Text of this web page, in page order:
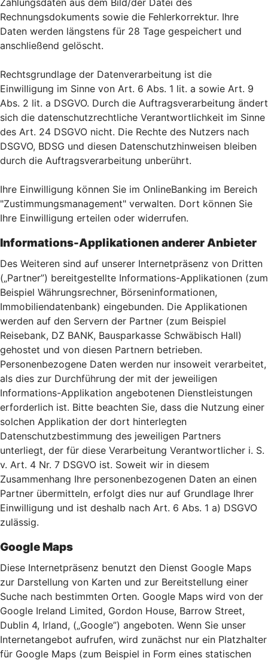
Zahlungsdaten aus dem Bild/der Datei des
Rechnungsdokuments sowie die Fehlerkorrektur. Ihre
Daten werden längstens für 28 Tage gespeichert und
anschließend gelöscht.
Rechtsgrundlage der Datenverarbeitung ist die
Einwilligung im Sinne von Art. 6 Abs. 1 lit. a sowie Art. 9
Abs. 2 lit. a DSGVO. Durch die Auftragsverarbeitung ändert
sich die datenschutzrechtliche Verantwortlichkeit im Sinne
des Art. 24 DSGVO nicht. Die Rechte des Nutzers nach
DSGVO, BDSG und diesen Datenschutzhinweisen bleiben
durch die Auftragsverarbeitung unberührt.
Ihre Einwilligung können Sie im OnlineBanking im Bereich
"Zustimmungsmanagement" verwalten. Dort können Sie
Ihre Einwilligung erteilen oder widerrufen.
Informations-Applikationen anderer Anbieter
Des Weiteren sind auf unserer Internetpräsenz von Dritten
(„Partner”) bereitgestellte Informations-Applikationen (zum
Beispiel Währungsrechner, Börseninformationen,
Immobiliendatenbank) eingebunden. Die Applikationen
werden auf den Servern der Partner (zum Beispiel
Reisebank, DZ BANK, Bausparkasse Schwäbisch Hall)
gehostet und von diesen Partnern betrieben.
Personenbezogene Daten werden nur insoweit verarbeitet,
als dies zur Durchführung der mit der jeweiligen
Informations-Applikation angebotenen Dienstleistungen
erforderlich ist. Bitte beachten Sie, dass die Nutzung einer
solchen Applikation der dort hinterlegten
Datenschutzbestimmung des jeweiligen Partners
unterliegt, der für diese Verarbeitung Verantwortlicher i. S.
v. Art. 4 Nr. 7 DSGVO ist. Soweit wir in diesem
Zusammenhang Ihre personenbezogenen Daten an einen
Partner übermitteln, erfolgt dies nur auf Grundlage Ihrer
Einwilligung und ist deshalb nach Art. 6 Abs. 1 a) DSGVO
zulässig.
Google Maps
Diese Internetpräsenz benutzt den Dienst Google Maps
zur Darstellung von Karten und zur Bereitstellung einer
Suche nach bestimmten Orten. Google Maps wird von der
Google Ireland Limited, Gordon House, Barrow Street,
Dublin 4, Irland, („Google”) angeboten. Wenn Sie unser
Internetangebot aufrufen, wird zunächst nur ein Platzhalter
für Google Maps (zum Beispiel in Form eines statischen